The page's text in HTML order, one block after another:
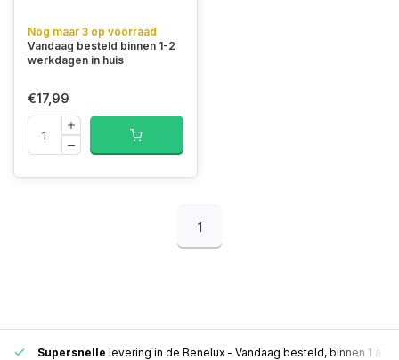
Nog maar 3 op voorraad
Vandaag besteld binnen 1-2
werkdagen in huis
€17,99
1
Supersnelle levering in de Benelux - Vandaag besteld, binnen 1 à 2